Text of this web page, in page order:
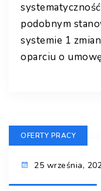
podobnym
systemie 1
oparciu o
OFERTY PRACY
25 września,